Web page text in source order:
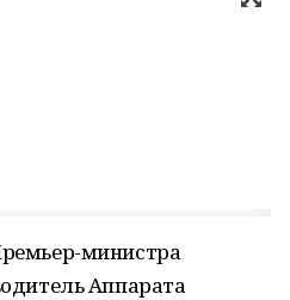
министра
Аппарата